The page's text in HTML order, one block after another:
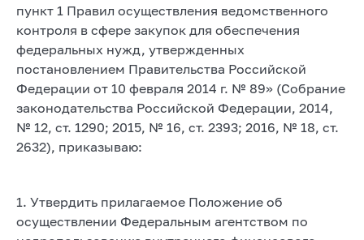
пункт 1 Правил осуществления ведомственного
контроля в сфере закупок для обеспечения
федеральных нужд, утвержденных
постановлением Правительства Российской
Федерации от 10 февраля 2014 г. № 89» (Собрание
законодательства Российской Федерации, 2014,
№ 12, ст. 1290; 2015, № 16, ст. 2393; 2016, № 18, ст.
2632), приказываю:
1. Утвердить прилагаемое Положение об
осуществлении Федеральным агентством по